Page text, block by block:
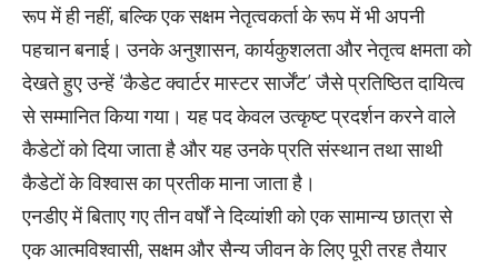
रूप में ही नहीं, बल्कि एक सक्षम नेतृत्वकर्ता के रूप में भी अपनी
पहचान बनाई। उनके अनुशासन, कार्यकुशलता और नेतृत्व क्षमता को
देखते हुए उन्हें ‘कैडेट क्वार्टर मास्टर सार्जेंट’ जैसे प्रतिष्ठित दायित्व
से सम्मानित किया गया। यह पद केवल उत्कृष्ट प्रदर्शन करने वाले
कैडेटों को दिया जाता है और यह उनके प्रति संस्थान तथा साथी
कैडेटों के विश्वास का प्रतीक माना जाता है।
एनडीए में बिताए गए तीन वर्षों ने दिव्यांशी को एक सामान्य छात्रा से
एक आत्मविश्वासी, सक्षम और सैन्य जीवन के लिए पूरी तरह तैयार